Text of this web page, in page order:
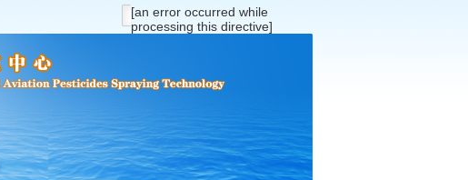
[an error occurred while
processing this directive]